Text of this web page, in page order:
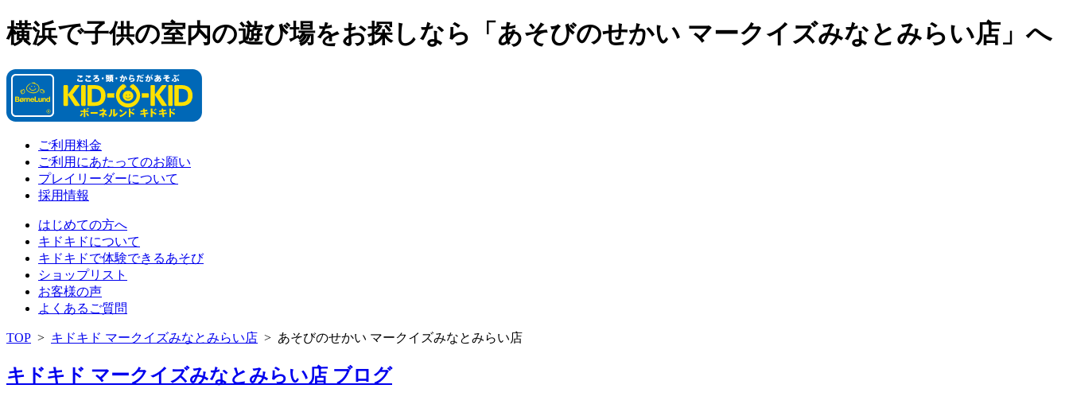
横浜で子供の室内の遊び場をお探しなら「あそびのせかい マークイズみなとみらい店」へ
ご利用料金
ご利用にあたってのお願い
プレイリーダーについて
採用情報
はじめての方へ
キドキドについて
キドキドで体験できるあそび
ショップリスト
お客様の声
よくあるご質問
TOP > キドキド マークイズみなとみらい店 > あそびのせかい マークイズみなとみらい店
キドキド マークイズみなとみらい店 ブログ